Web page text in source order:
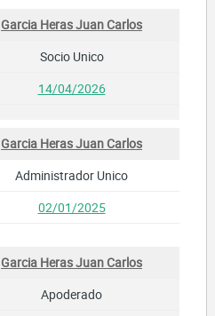
Garcia Heras Juan Carlos
Socio Unico
14/04/2026
Garcia Heras Juan Carlos
Administrador Unico
02/01/2025
Garcia Heras Juan Carlos
Apoderado